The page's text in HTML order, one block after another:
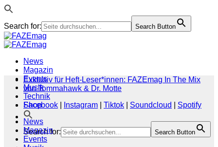
Search for: Search Button
Zum
Inhalt
News
Magazin
Events
Musik
Technik
Shop
Search for: Search Button
Exklusiv für Heft-Leser*innen: FAZEmag In The Mix
von Tommahawk & Dr. Motte
Facebook
Instagram Tiktok Soundcloud
Spotify
News
Magazin
Events